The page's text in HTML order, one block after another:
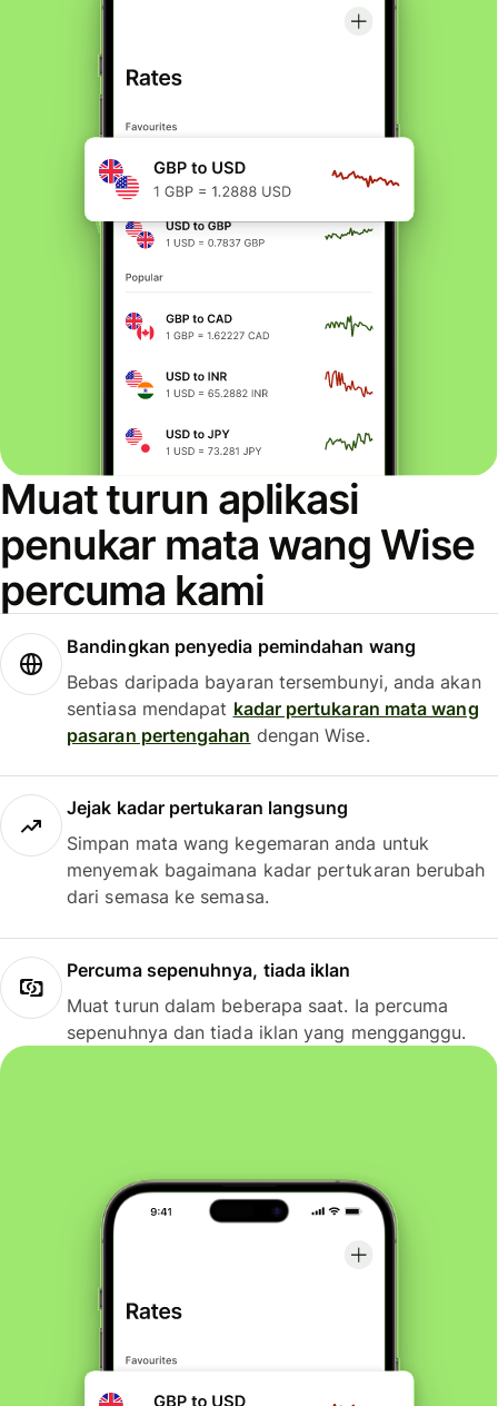
Muat turun aplikasi
penukar mata wang Wise
percuma kami
Bandingkan penyedia pemindahan wang
Bebas daripada bayaran tersembunyi, anda akan
sentiasa mendapat kadar pertukaran mata wang
pasaran pertengahan dengan Wise.
Jejak kadar pertukaran langsung
Simpan mata wang kegemaran anda untuk
menyemak bagaimana kadar pertukaran berubah
dari semasa ke semasa.
Percuma sepenuhnya, tiada iklan
Muat turun dalam beberapa saat. Ia percuma
sepenuhnya dan tiada iklan yang mengganggu.